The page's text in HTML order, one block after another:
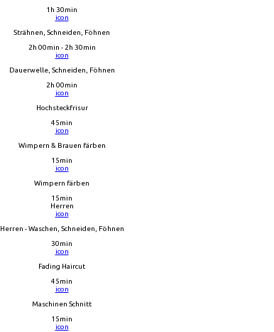
1h 30min
icon
Strähnen, Schneiden, Föhnen
2h 00min - 2h 30min
icon
Dauerwelle, Schneiden, Föhnen
2h 00min
icon
Hochsteckfrisur
45min
icon
Wimpern & Brauen färben
15min
icon
Wimpern färben
15min
Herren
icon
Herren - Waschen, Schneiden, Föhnen
30min
icon
Fading Haircut
45min
icon
Maschinen Schnitt
15min
icon